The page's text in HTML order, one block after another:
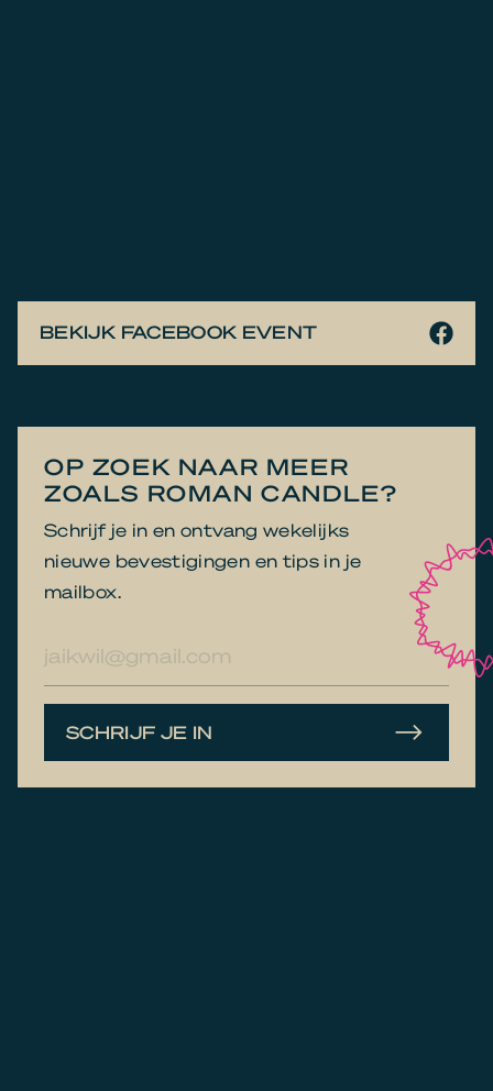
BEKIJK FACEBOOK EVENT
OP ZOEK NAAR MEER
ZOALS ROMAN CANDLE?
Schrijf je in en ontvang wekelijks
nieuwe bevestigingen en tips in je
mailbox.
mailadres
SCHRIJF JE IN